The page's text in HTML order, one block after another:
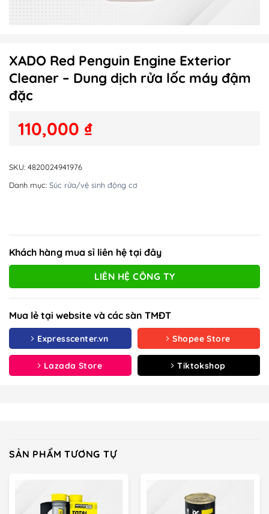
XADO Red Penguin Engine Exterior
Cleaner – Dung dịch rửa lốc máy đậm
đặc
110,000 ₫
SKU: 4820024941976
Danh mục: Súc rửa/vệ sinh động cơ
Khách hàng mua sỉ liên hệ tại đây
LIÊN HỆ CÔNG TY
Mua lẻ tại website và các sàn TMĐT
Expresscenter.vn Shopee Store
Lazada Store Tiktokshop
SẢN PHẨM TƯƠNG TỰ